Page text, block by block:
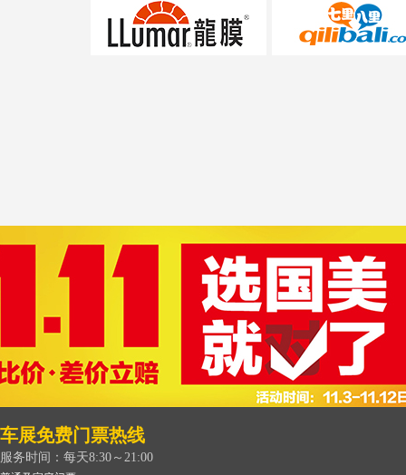
车展免费门票热线
服务时间：每天8:30～21:00